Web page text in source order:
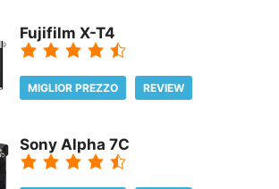
Fujifilm X-T4
MIGLIOR PREZZO REVIEW
Sony Alpha 7C